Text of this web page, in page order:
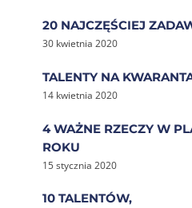
20 NAJCZĘŚCIEJ
30 kwietnia 2020
TALENTY NA
14 kwietnia 2020
4 WAŻNE RZECZY W
ROKU
15 stycznia 2020
10 TALENTÓW,